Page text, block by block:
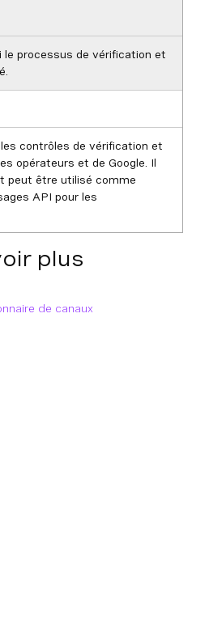
le processus de vérification et
contrôles de vérification et
opérateurs et de Google. Il
peut être utilisé comme
API pour les
plus
de canaux